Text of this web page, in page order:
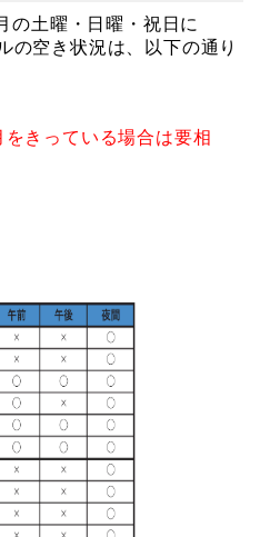
の土曜・日曜・祝日に
の空き状況は、以下の通り
きっている場合は要相